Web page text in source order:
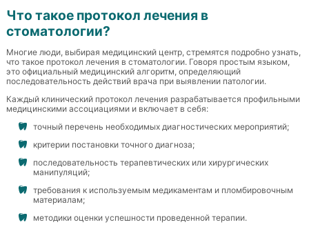
Что такое протокол лечения в
стоматологии?
Многие люди, выбирая медицинский центр, стремятся подробно узнать,
что такое протокол лечения в стоматологии. Говоря простым языком,
это официальный медицинский алгоритм, определяющий
последовательность действий врача при выявлении патологии.
Каждый клинический протокол лечения разрабатывается профильными
медицинскими ассоциациями и включает в себя:
точный перечень необходимых диагностических мероприятий;
критерии постановки точного диагноза;
последовательность терапевтических или хирургических
манипуляций;
требования к используемым медикаментам и пломбировочным
материалам;
методики оценки успешности проведенной терапии.